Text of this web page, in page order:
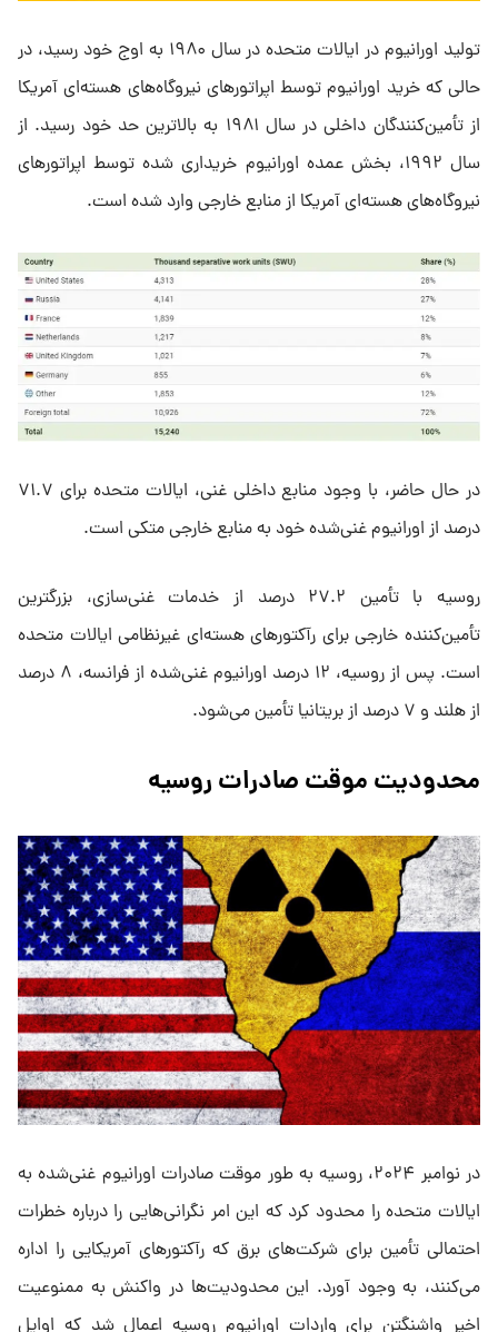
تولید اورانیوم در ایالات متحده در سال ۱۹۸۰ به اوج خود رسید، در
حالی که خرید اورانیوم توسط اپراتورهای نیروگاه‌های هسته‌ای آمریکا
از تأمین‌کنندگان داخلی در سال ۱۹۸۱ به بالاترین حد خود رسید. از
سال ۱۹۹۲، بخش عمده اورانیوم خریداری شده توسط اپراتورهای
نیروگاه‌های هسته‌ای آمریکا از منابع خارجی وارد شده است.
در حال حاضر، با وجود منابع داخلی غنی، ایالات متحده برای ۷۱.۷
درصد از اورانیوم غنی‌شده خود به منابع خارجی متکی است.
روسیه با تأمین ۲۷.۲ درصد از خدمات غنی‌سازی، بزرگترین
تأمین‌کننده خارجی برای رآکتورهای هسته‌ای غیرنظامی ایالات متحده
است. پس از روسیه، ۱۲ درصد اورانیوم غنی‌شده از فرانسه، ۸ درصد
از هلند و ۷ درصد از بریتانیا تأمین می‌شود.
محدودیت موقت صادرات روسیه
در نوامبر ۲۰۲۴، روسیه به طور موقت صادرات اورانیوم غنی‌شده به
ایالات متحده را محدود کرد که این امر نگرانی‌هایی را درباره خطرات
احتمالی تأمین برای شرکت‌های برق که رآکتورهای آمریکایی را اداره
می‌کنند، به وجود آورد. این محدودیت‌ها در واکنش به ممنوعیت
اخیر واشنگتن برای واردات اورانیوم روسیه اعمال شد که اوایل